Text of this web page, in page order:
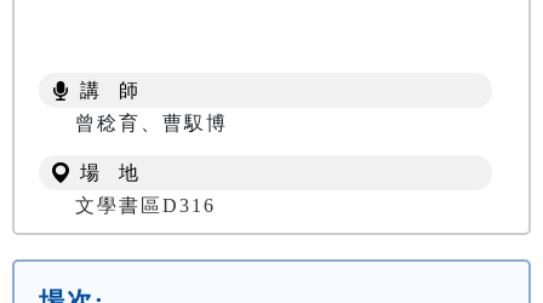
講 師
曾稔育、曹馭博
場 地
文學書區D316